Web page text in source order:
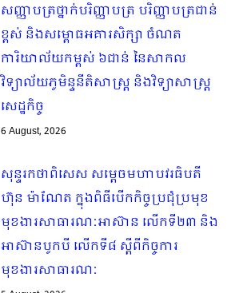
សញ្ញាបត្រថ្នាក់បរិញ្ញាបត្រ បរិញ្ញាបត្រជាន់
ខ្ពស់ និងសម្ពោធអគារសិក្សា ចំណត
ការិយាល័យកម្ពស់ ៦ជាន់ នៃសាកល
វិទ្យាល័យភូមិន្ទនីតិសាស្ត្រ និងវិទ្យាសាស្ត្រ
សេដ្ឋកិច្ច
6 August, 2026
សុន្ទរកថាពិសេស សម្ដេចមហាបវរធិបតី
ហ៊ុន ម៉ាណែត ក្នុងពិធីបើកកិច្ចប្រជុំប្រមុខ
មុខងារសាធារណៈអាស៊ាន លើកទី២៣ និង
អាស៊ានបូកបី លើកទី៨ ស្ដីពីកិច្ចការ
មុខងារសាធារណៈ